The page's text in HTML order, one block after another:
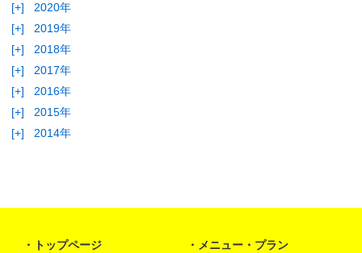
[+]
2020年
[+]
2019年
[+]
2018年
[+]
2017年
[+]
2016年
[+]
2015年
[+]
2014年
トップページ メニュー・プラン